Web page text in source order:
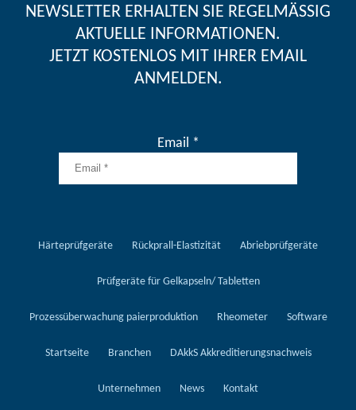
NEWSLETTER ERHALTEN SIE REGELMÄSSIG A
KTUELLE INFORMATIONEN.
JETZT KOSTENLOS MIT IHRER EMAIL
ANMELDEN.
Email *
Härteprüfgeräte Rückprall-Elastizität Abriebprüfgeräte
Prüfgeräte für Gelkapseln/ Tabletten
Prozessüberwachung paierproduktion Rheometer Software
Startseite Branchen DAkkS Akkreditierungsnachweis
Unternehmen News Kontakt